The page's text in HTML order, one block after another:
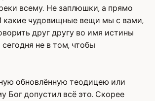
всему. Не заплюшки, а прямо
какие чудовищные вещи мы с вами,
друг другу во имя истины
не в том, чтобы
обновлённую теодицею или
Бог допустил всё это. Скорее